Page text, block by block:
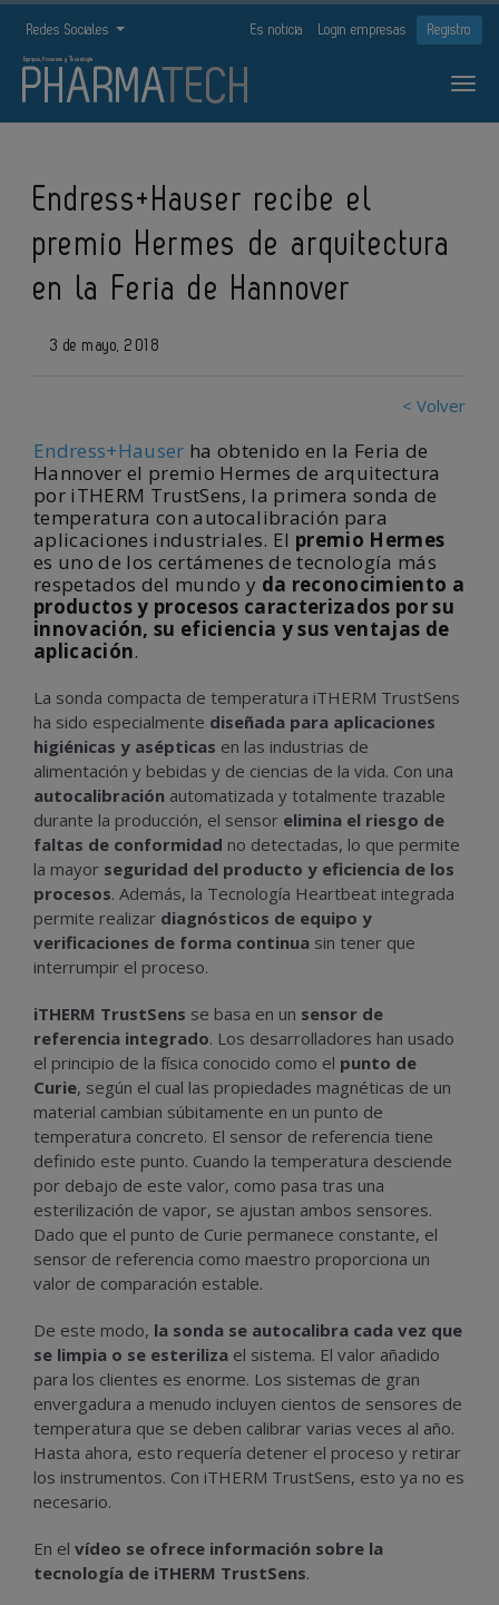
Redes Sociales Es noticia Login empresas Registro
Endress+Hauser recibe el
premio Hermes de arquitectura
en la Feria de Hannover
3 de mayo, 2018
< Volver
Endress+Hauser ha obtenido en la Feria de
Hannover el premio Hermes de arquitectura
por iTHERM TrustSens, la primera sonda de
temperatura con autocalibración para
aplicaciones industriales. El premio Hermes
es uno de los certámenes de tecnología más
respetados del mundo y da reconocimiento a
productos y procesos caracterizados por su
innovación, su eficiencia y sus ventajas de
aplicación.
La sonda compacta de temperatura iTHERM TrustSens
ha sido especialmente diseñada para aplicaciones
higiénicas y asépticas en las industrias de
alimentación y bebidas y de ciencias de la vida. Con una
autocalibración automatizada y totalmente trazable
durante la producción, el sensor elimina el riesgo de
faltas de conformidad no detectadas, lo que permite
la mayor seguridad del producto y eficiencia de los
procesos. Además, la Tecnología Heartbeat integrada
permite realizar diagnósticos de equipo y
verificaciones de forma continua sin tener que
interrumpir el proceso.
iTHERM TrustSens se basa en un sensor de
referencia integrado. Los desarrolladores han usado
el principio de la física conocido como el punto de
Curie, según el cual las propiedades magnéticas de un
material cambian súbitamente en un punto de
temperatura concreto. El sensor de referencia tiene
definido este punto. Cuando la temperatura desciende
por debajo de este valor, como pasa tras una
esterilización de vapor, se ajustan ambos sensores.
Dado que el punto de Curie permanece constante, el
sensor de referencia como maestro proporciona un
valor de comparación estable.
De este modo, la sonda se autocalibra cada vez que
se limpia o se esteriliza el sistema. El valor añadido
para los clientes es enorme. Los sistemas de gran
envergadura a menudo incluyen cientos de sensores de
temperatura que se deben calibrar varias veces al año.
Hasta ahora, esto requería detener el proceso y retirar
los instrumentos. Con iTHERM TrustSens, esto ya no es
necesario.
En el vídeo se ofrece información sobre la
tecnología de iTHERM TrustSens.